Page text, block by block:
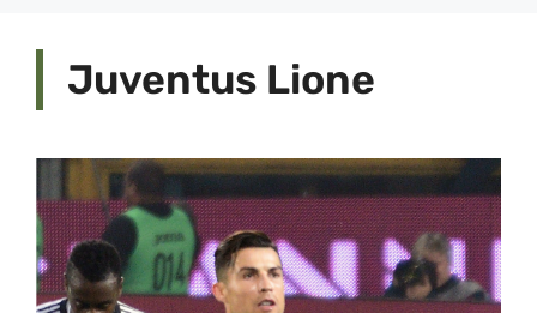
Juventus Lione